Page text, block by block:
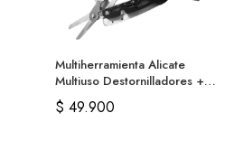
Multiherramienta Alicate
Multiuso Destornilladores +
Estuche
$ 49.900